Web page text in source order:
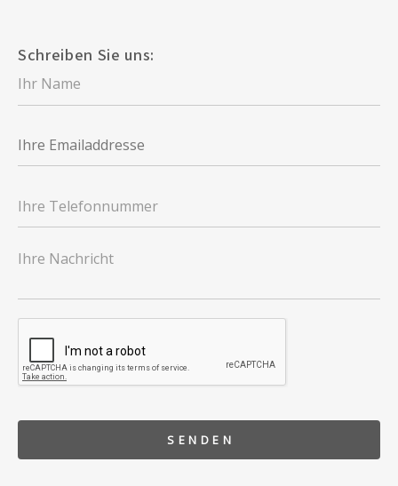
Schreiben Sie uns: